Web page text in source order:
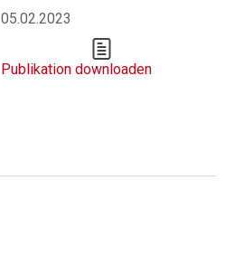
05.02.2023
Publikation downloaden